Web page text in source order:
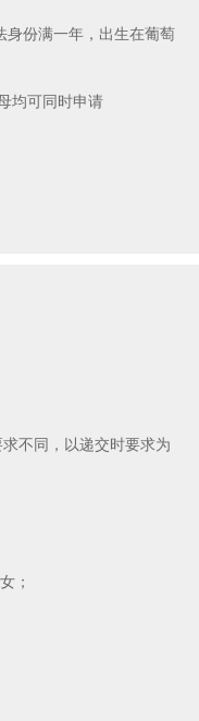
份满一年，出生在葡萄
均可同时申请
不同，以递交时要求为
；